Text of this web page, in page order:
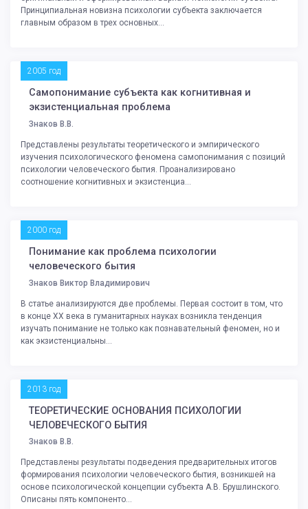
Принципиальная новизна психологии субъекта заключается
главным образом в трех основных...
2005 год
Самопонимание субъекта как когнитивная и
экзистенциальная проблема
Знаков В.В.
Представлены результаты теоретического и эмпирического
изучения психологического феномена самопонимания с позиций
психологии человеческого бытия. Проанализировано
соотношение когнитивных и экзистенциа...
2000 год
Понимание как проблема психологии
человеческого бытия
Знаков Виктор Владимирович
В статье анализируются две проблемы. Первая состоит в том, что
в конце XX века в гуманитарных науках возникла тенденция
изучать понимание не только как познавательный феномен, но и
как экзистенциальны...
2013 год
ТЕОРЕТИЧЕСКИЕ ОСНОВАНИЯ ПСИХОЛОГИИ
ЧЕЛОВЕЧЕСКОГО БЫТИЯ
Знаков В.В.
Представлены результаты подведения предварительных итогов
формирования психологии человеческого бытия, возникшей на
основе психологической концепции субъекта А.В. Брушлинского.
Описаны пять компоненто...